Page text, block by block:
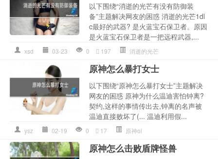
以下围绕“消逝的光芒有没有防御装
备”主题解决网友的困惑 消逝的光芒1dl
c最好的武器? 是火蓝宝石保卫者。原因
是火蓝宝石保卫者是一把远程武器,...
xsd 03-23 0 197 消逝的光芒
原神怎么暴打女士
以下围绕“原神怎么暴打女士”主题解决
网友的困惑 原神为什么温迪害怕钟离?
契约,这样的事情传出去,钟离的名声被
温迪直接败坏了(... 温迪利用假...
ysz 02-19 0 17 原神ol
原神怎么击败盾牌怪兽